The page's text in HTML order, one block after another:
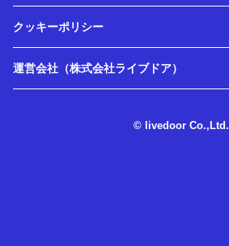
クッキーポリシー
運営会社（株式会社ライブドア）
© livedoor Co.,Ltd.